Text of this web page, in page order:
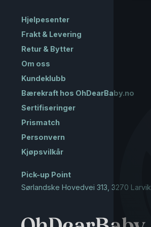
Hjelpesenter
Frakt & Levering
Retur & Bytter
Om oss
Kundeklubb
Bærekraft hos OhDearBaby.no
Sertifiseringer
Prismatch
Personvern
Kjøpsvilkår
Pick-up Point
Sørlandske Hovedvei 313, 3270 Larvik